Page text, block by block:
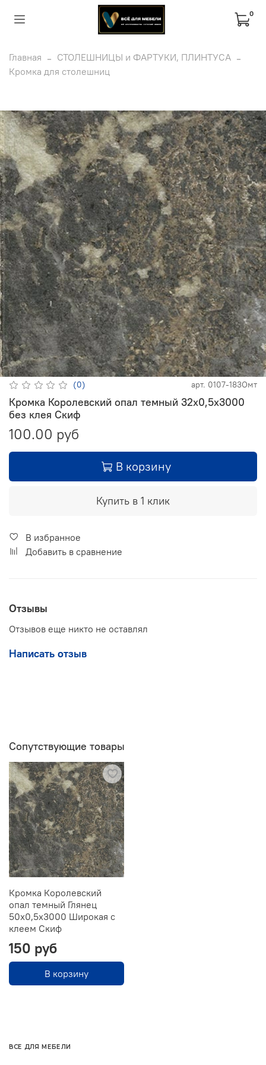
0
Главная
СТОЛЕШНИЦЫ и ФАРТУКИ, ПЛИНТУСА
Кромка для столешниц
(0) арт. 0107-183Омт
Кромка Королевский опал темный 32х0,5х3000
без клея Скиф
100.00 руб
В корзину
Купить в 1 клик
В избранное
Добавить в сравнение
Отзывы
Отзывов еще никто не оставлял
Написать отзыв
Сопутствующие товары
Кромка Королевский
опал темный Глянец
50х0,5х3000 Широкая с
клеем Скиф
150 руб
В корзину
ВСЕ ДЛЯ МЕБЕЛИ